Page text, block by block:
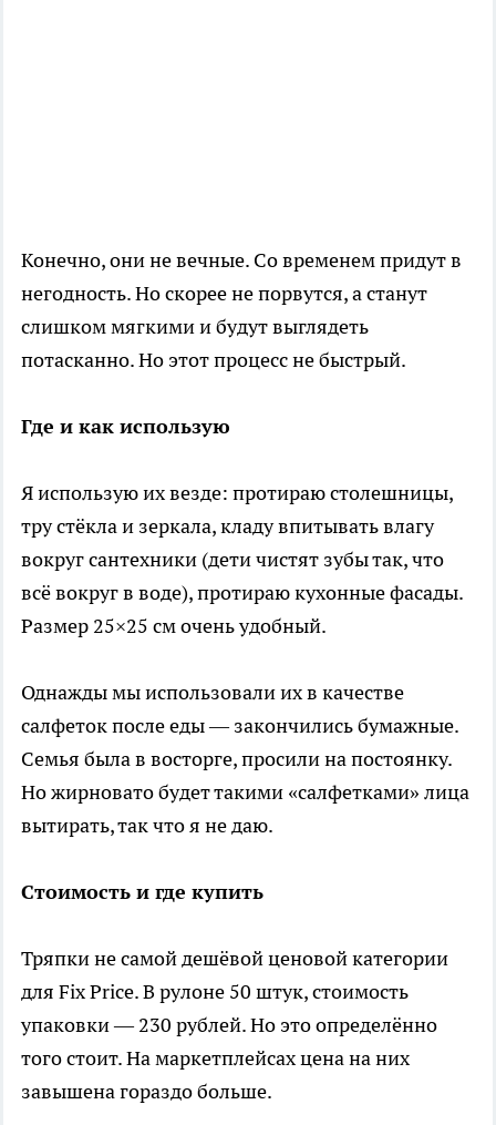
Конечно, они не вечные. Со временем придут в
негодность. Но скорее не порвутся, а станут
слишком мягкими и будут выглядеть
потасканно. Но этот процесс не быстрый.
Где и как использую
Я использую их везде: протираю столешницы,
тру стёкла и зеркала, кладу впитывать влагу
вокруг сантехники (дети чистят зубы так, что
всё вокруг в воде), протираю кухонные фасады.
Размер 25×25 см очень удобный.
Однажды мы использовали их в качестве
салфеток после еды — закончились бумажные.
Семья была в восторге, просили на постоянку.
Но жирновато будет такими «салфетками» лица
вытирать, так что я не даю.
Стоимость и где купить
Тряпки не самой дешёвой ценовой категории
для Fix Price. В рулоне 50 штук, стоимость
упаковки — 230 рублей. Но это определённо
того стоит. На маркетплейсах цена на них
завышена гораздо больше.